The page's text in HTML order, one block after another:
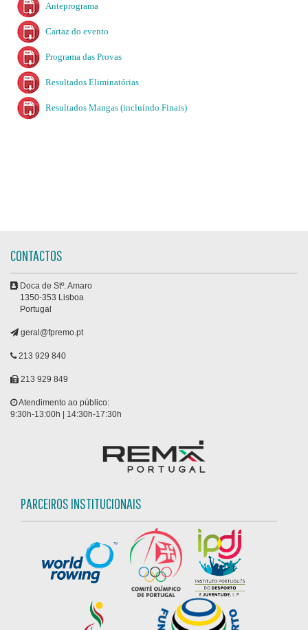
Anteprograma
Cartaz do evento
Programa das Provas
Resultados Eliminatórias
Resultados Mangas (incluíndo Finais)
CONTACTOS
Doca de Stº. Amaro
1350-353 Lisboa
Portugal
geral@fpremo.pt
213 929 840
213 929 849
Atendimento ao público:
9:30h-13:00h | 14:30h-17:30h
PARCEIROS INSTITUCIONAIS